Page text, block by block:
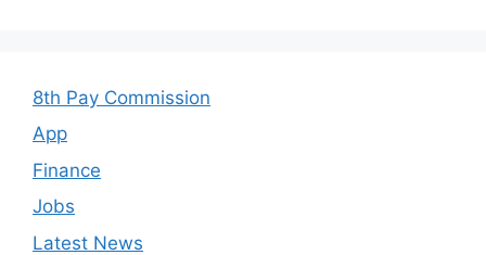
8th Pay Commission
App
Finance
Jobs
Latest News